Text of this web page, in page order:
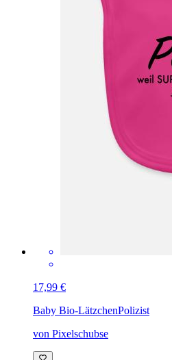
17,99 €
Baby Bio-LätzchenPolizist
von Pixelschubse